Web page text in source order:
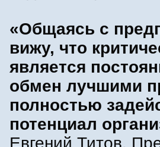
«Общаясь с
вижу, что
является
обмен лучшими
полностью
потенциал
Евгений Титов,